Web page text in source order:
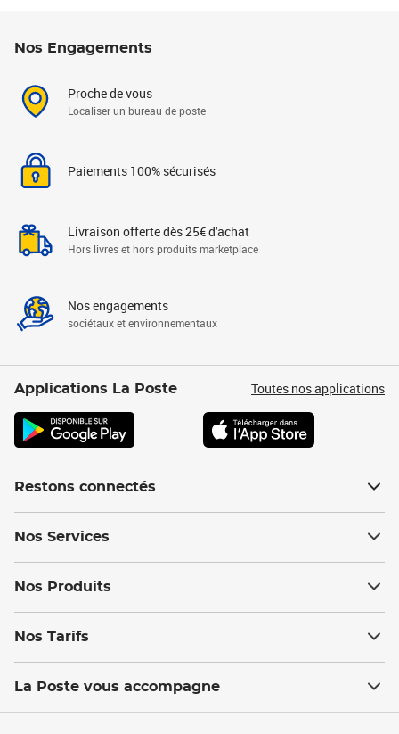
Nos Engagements
Proche de vous
Localiser un bureau de poste
Paiements 100% sécurisés
Livraison offerte dès 25€ d'achat
Hors livres et hors produits marketplace
Nos engagements
sociétaux et environnementaux
Applications La Poste Toutes nos applications
Restons connectés
Nos Services
Nos Produits
Nos Tarifs
La Poste vous accompagne